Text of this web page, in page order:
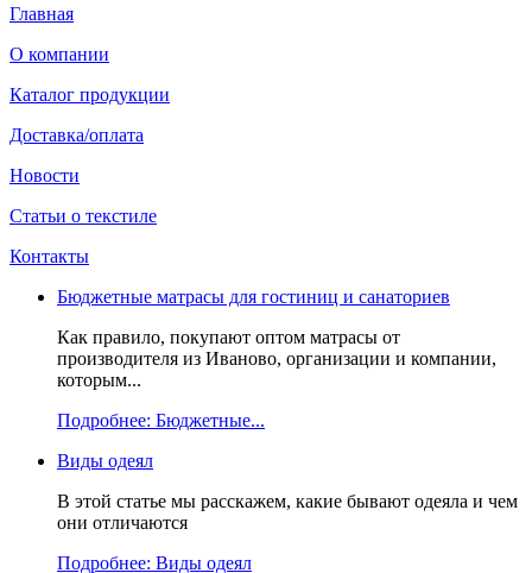
Главная
О компании
Каталог продукции
Доставка/оплата
Новости
Статьи о текстиле
Контакты
Бюджетные матрасы для гостиниц и санаториев
Как правило, покупают оптом матрасы от
производителя из Иваново, организации и компании,
которым...
Подробнее: Бюджетные...
Виды одеял
В этой статье мы расскажем, какие бывают одеяла и чем
они отличаются
Подробнее: Виды одеял